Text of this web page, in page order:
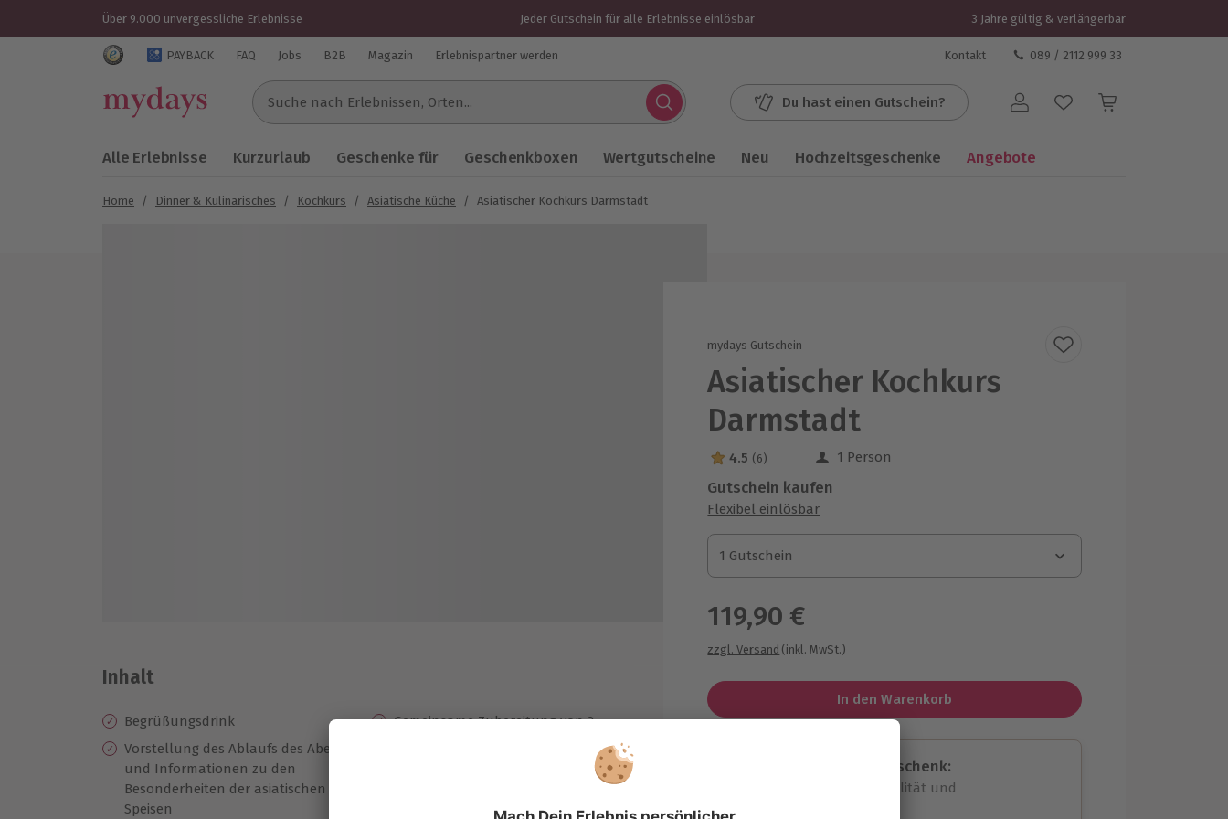
Über 9.000 unvergessliche Erlebnisse Jeder Gutschein für alle Erlebnisse einlösbar 3 Jahre gültig & verlängerbar
Trustedshops Bewertungen für mydays.de
PAYBACK FAQ Jobs B2B Magazin Erlebnispartner werden Kontakt 089 / 2112 999 33
Suche nach Erlebnissen...
Du hast einen Gutschein? Benutzerkonto
Alle Erlebnisse Kurzurlaub Geschenke für Geschenkboxen Wertgutscheine Neu Hochzeitsgeschenke Angebote
Home / Dinner & Kulinarisches / Kochkurs / Asiatische Küche / Asiatischer Kochkurs Darmstadt
mydays Gutschein
Asiatischer Kochkurs
Darmstadt
4.5 Sterne von 5 aus 6 Bewertungen
4.5 (6) 1 Person
Gutschein kaufen
Flexibel einlösbar
1 Gutschein
1 Gutschein
1 Gutschein
119,90 €
zzgl. Versand (inkl. MwSt.)
In den Warenkorb
Immer das passende Geschenk:
Große Auswahl, volle Flexibilität und
Inhalt
Begrüßungsdrink
Vorstellung des Ablaufs des Abends
und Informationen zu den
Besonderheiten der asiatischen
Speisen
Gemeinsame Zubereitung von 2
verschiedenen Nachtischen, 1 Salat